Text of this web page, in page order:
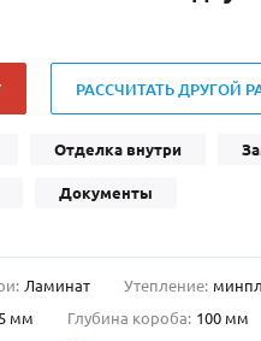
С фрамугой(265)
4-го класса защиты
Полуторапольные
РАССЧИТАТЬ ДРУГОЙ
Отделка внутри
Документы
Ламинат Утепление:
мм Глубина короба: 100 мм